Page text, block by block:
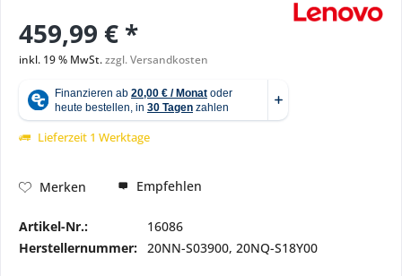
459,99 € *
inkl. 19 % MwSt.zzgl. Versandkosten
Lieferzeit 1 Werktage
Merken Empfehlen
Artikel-Nr.:
16086
Herstellernummer: 20NN-S03900, 20NQ-S18Y00